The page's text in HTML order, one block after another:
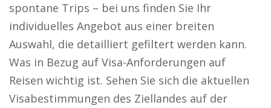
spontane Trips – bei uns finden Sie Ihr
individuelles Angebot aus einer breiten
Auswahl, die detailliert gefiltert werden kann.
Was in Bezug auf Visa-Anforderungen auf
Reisen wichtig ist. Sehen Sie sich die aktuellen
Visabestimmungen des Ziellandes auf der